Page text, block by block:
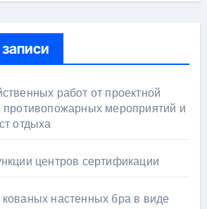
работ от проектной
противопожарных мероприятий и
отдыха
центров сертификации
настенных бра в виде